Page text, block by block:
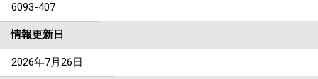
6093-407
情報更新日
2026年7月26日